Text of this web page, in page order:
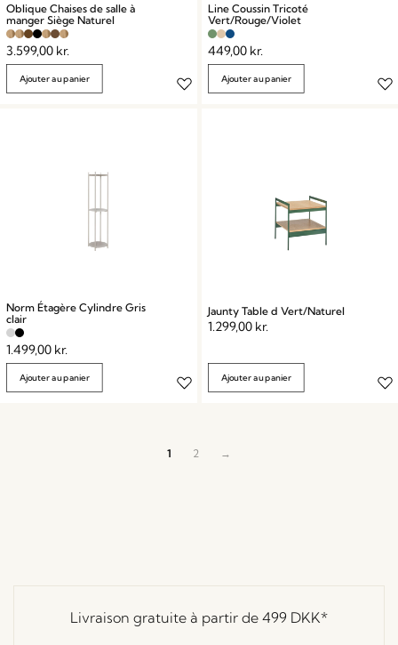
Oblique Chaises de salle à
manger Siège Naturel
3.599,00 kr.
Ajouter au panier
Line Coussin Tricoté
Vert/Rouge/Violet
449,00 kr.
Ajouter au panier
Norm Étagère Cylindre Gris
clair
1.499,00 kr.
Ajouter au panier
Jaunty Table d Vert/Naturel
1.299,00 kr.
Ajouter au panier
1 2 →
Livraison gratuite à partir de 499 DKK*